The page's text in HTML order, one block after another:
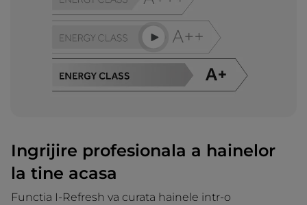
Ingrijire profesionala a hainelor
la tine acasa
Functia I-Refresh va curata hainele intr-o